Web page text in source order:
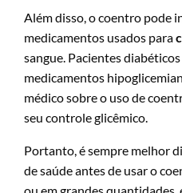
Além disso, o coentro pode
medicamentos usados para
sangue. Pacientes
medicamentos
médico sobre o uso de
seu controle glicêmico.
Portanto, é sempre melhor
de saúde antes de usar o